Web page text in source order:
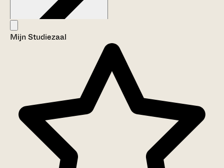
Aanwijzingen voor de gebruiker
Inventaris
Mijn Studiezaal